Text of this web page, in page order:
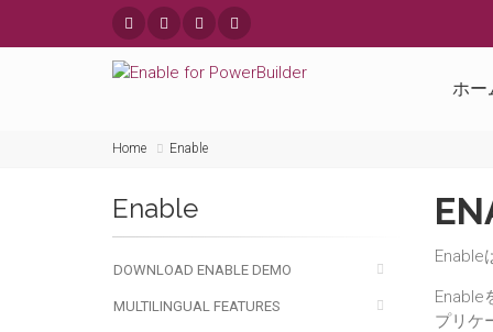
ホー
Home Enable
Enable
Enable
プリケ
Enable
DOWNLOAD ENABLE DEMO
MULTILINGUAL FEATURES